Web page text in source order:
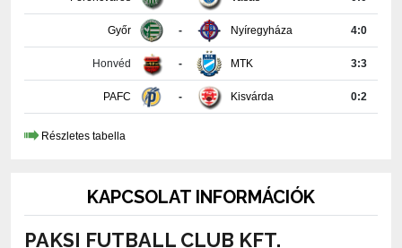
Honvéd MTK 3:3
PAFC Kisvárda 0:2
Részletes tabella
PAKSI FUTBALL CLUB KFT.
7030 Paks, Fehérvári út 29.